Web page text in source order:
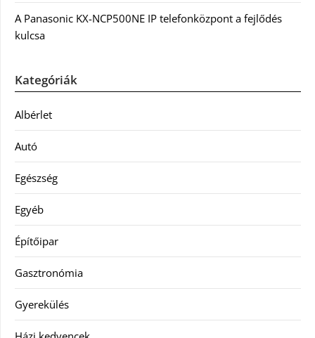
A Panasonic KX-NCP500NE IP telefonközpont a fejlődés
kulcsa
Kategóriák
Albérlet
Autó
Egészség
Egyéb
Építőipar
Gasztronómia
Gyerekülés